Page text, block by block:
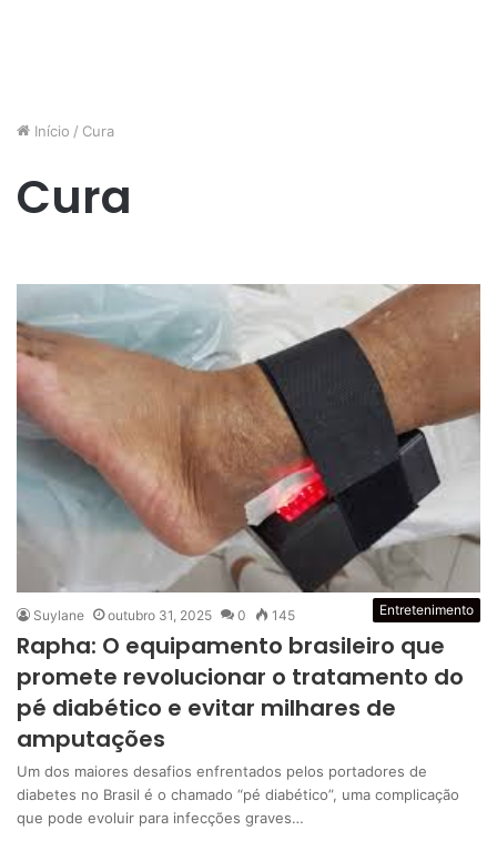
Início / Cura
Cura
Entretenimento
Suylane outubro 31, 2025 0 145
Rapha: O equipamento brasileiro que
promete revolucionar o tratamento do
pé diabético e evitar milhares de
amputações
Um dos maiores desafios enfrentados pelos portadores de
diabetes no Brasil é o chamado “pé diabético”, uma complicação
que pode evoluir para infecções graves…